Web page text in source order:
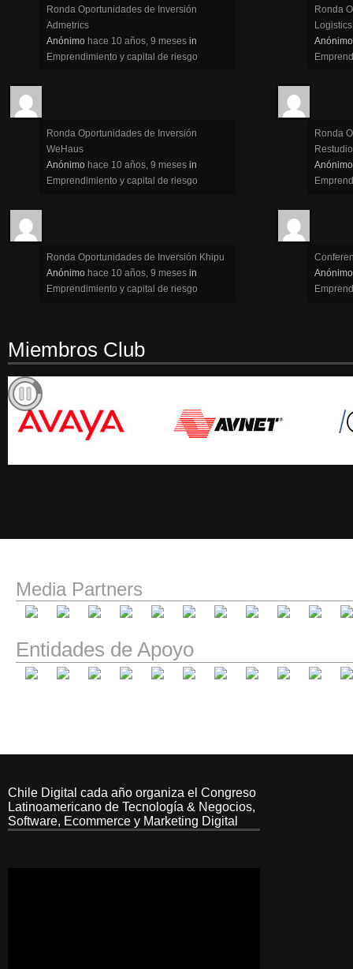
Ronda Oportunidades de Inversión
Admetrics
Anónimo hace 10 años, 9 meses in
Emprendimiento y capital de riesgo
Ronda
Logistics
Anónimo
Ronda Oportunidades de Inversión
WeHaus
Anónimo hace 10 años, 9 meses in
Emprendimiento y capital de riesgo
Ronda
Restudio
Anónimo
Ronda Oportunidades de Inversión Khipu
Anónimo hace 10 años, 9 meses in
Emprendimiento y capital de riesgo
Anónimo
Miembros Club
Media Partners
Entidades de Apoyo
Chile Digital cada año organiza el Congreso
Latinoamericano de Tecnología & Negocios,
Software, Ecommerce y Marketing Digital